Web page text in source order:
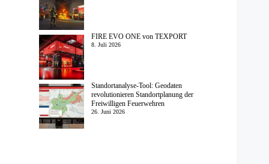
FIRE EVO ONE von TEXPORT
8. Juli 2026
Standortanalyse-Tool: Geodaten
revolutionieren Standortplanung der
Freiwilligen Feuerwehren
26. Juni 2026